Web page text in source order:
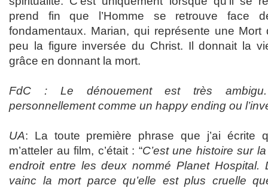
prend fin que l’Homme se retrouve face
fondamentaux. Marian, qui représente une
peu la figure inversée du Christ. Il donnait la
grâce en donnant la mort.
FdC : Le dénouement est très ambigu.
personnellement comme un happy ending ou
UA: La toute première phrase que j’ai écrite
m’atteler au film, c’était : “C’est une histoire sur
endroit entre les deux nommé Planet Hospital.
vainc la mort parce qu’elle est plus cruelle